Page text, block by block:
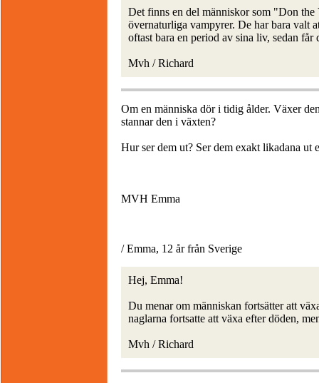
Det finns en del människor som "Don
övernaturliga vampyrer. De har bara valt
oftast bara en period av sina liv, sedan får
Mvh / Richard
Om en människa dör i tidig ålder. Växer
stannar den i växten?
Hur ser dem ut? Ser dem exakt likadana ut
MVH Emma
/ Emma, 12 år från Sverige
Hej, Emma!
Du menar om människan fortsätter att
naglarna fortsatte att växa efter döden,
Mvh / Richard